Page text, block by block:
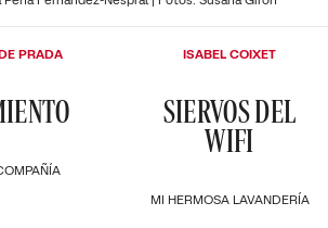
PRADA
MI HERMOSA LAVANDERÍA
SIERVOS DEL
WIFI
ISABEL COIXET